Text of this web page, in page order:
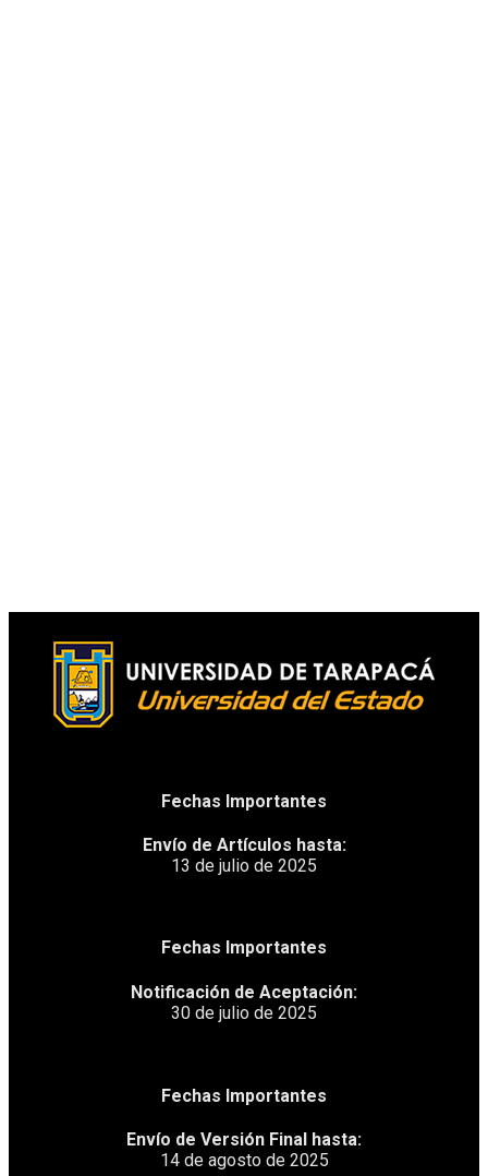
Fechas Importantes
Envío de Artículos hasta:
13 de julio de 2025
Fechas Importantes
Notificación de Aceptación:
30 de julio de 2025
Fechas Importantes
Envío de Versión Final hasta:
14 de agosto de 2025